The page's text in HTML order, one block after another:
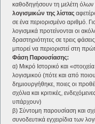
καθοδηγήσουν τη μελέτη όλων
λογισμικών της λίστας
σε ένα περιορισμένο αριθμό.
λογισμικά προτείνονται οι
δραστηριότητες σε τρεις
μπορεί να περιοριστεί στη
Φάση Παρουσίασης:
α) Μικρό Ιστορικό και
λογισμικού (πότε και από
δημιουργήθηκε, ποιες οι
σχόλια και κριτικές,
υπάρχουν)
β) Σύντομη παρουσίαση και
συνοδευτικά εγχειρίδια των